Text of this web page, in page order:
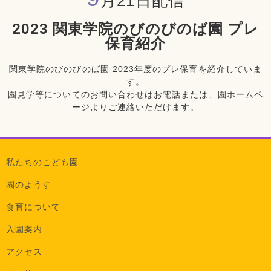
2023 関東学院のびのびのば園 プレ
保育紹介
関東学院のびのびのば園 2023年度のプレ保育を紹介していま
す。
園見学等についてのお問い合わせはお電話または、園ホームペ
ージよりご連絡いただけます。
私たちのこども園
園のようす
食育について
入園案内
アクセス